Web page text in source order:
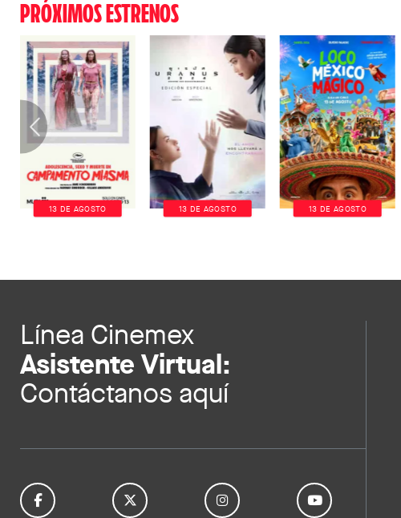
PRÓXIMOS ESTRENOS
13 DE AGOSTO 13 DE AGOSTO 13 DE AGOSTO
Línea Cinemex
Asistente Virtual:
Contáctanos aquí